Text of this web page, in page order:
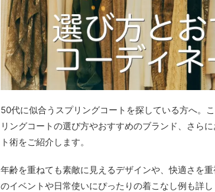
50代に似合うスプリングコートを探している方へ。
リングコートの選び方やおすすめのブランド、さら
ト術をご紹介します。
年齢を重ねても素敵に見えるデザインや、快適さを
のイベントや日常使いにぴったりの着こなし例も詳し